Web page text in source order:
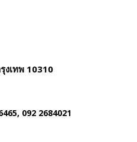
งเทพ 10310
092 2684021